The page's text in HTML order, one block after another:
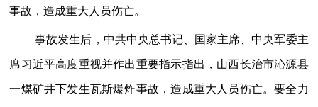
事故，造成重大人员伤亡。
事故发生后，中共中央总书记、国家主席、中央军委主
席习近平高度重视并作出重要指示指出，山西长治市沁源县
一煤矿井下发生瓦斯爆炸事故，造成重大人员伤亡。要全力